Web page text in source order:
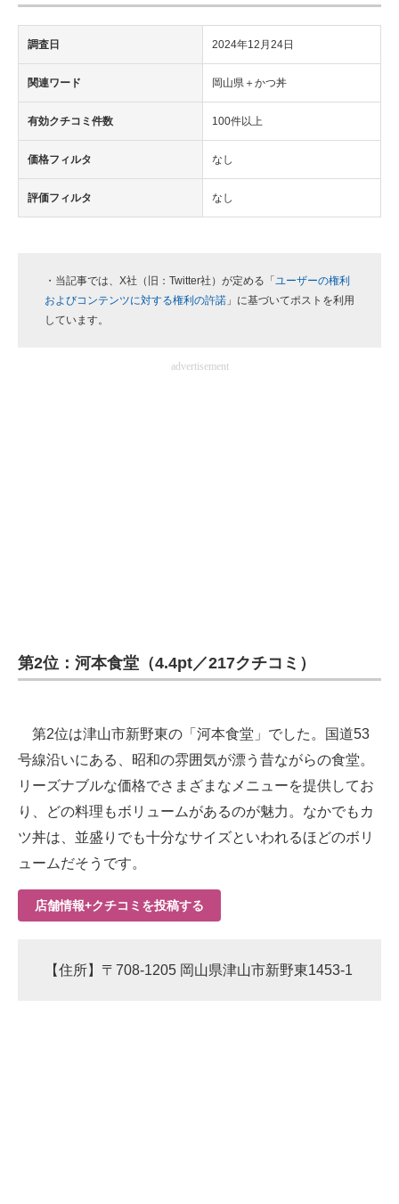
調査日 2024年12月24日
関連ワード 岡山県＋かつ丼
有効クチコミ件数 100件以上
価格フィルタ なし
評価フィルタ なし
・当記事では、X社（旧：Twitter社）が定める「 ユーザーの権利
およびコンテンツに対する権利の許諾 」に基づいてポストを利用
しています。
advertisement
第2位：河本食堂（4.4pt／217クチコミ）
第2位は津山市新野東の「河本食堂」でした。国道53
号線沿いにある、昭和の雰囲気が漂う昔ながらの食堂。
リーズナブルな価格でさまざまなメニューを提供してお
り、どの料理もボリュームがあるのが魅力。なかでもカ
ツ丼は、並盛りでも十分なサイズといわれるほどのボリ
ュームだそうです。
店舗情報+クチコミを投稿する
【住所】〒708-1205 岡山県津山市新野東1453-1